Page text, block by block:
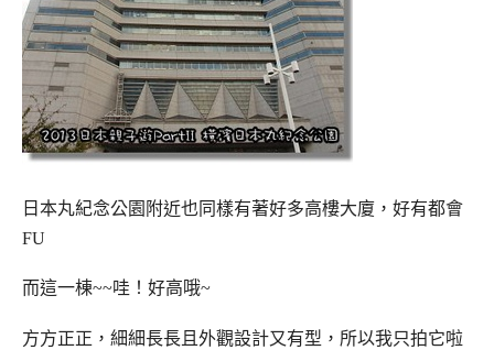
日本丸紀念公園附近也同樣有著好多高樓大廈，好有都會
FU
而這一棟~~哇！好高哦~
方方正正，細細長長且外觀設計又有型，所以我只拍它啦